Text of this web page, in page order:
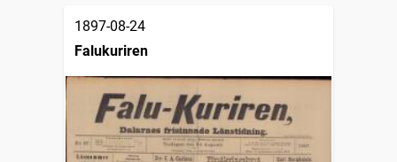
1897-08-24
Falukuriren